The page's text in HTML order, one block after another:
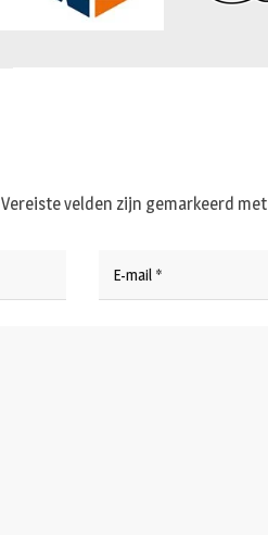
Vereiste velden zijn gemarkeerd met